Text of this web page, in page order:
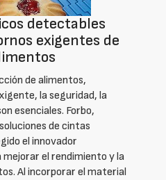
detectables
exigentes de
de alimentos,
la seguridad, la
esenciales. Forbo,
de cintas
el innovador
el rendimiento y la
Al incorporar el material